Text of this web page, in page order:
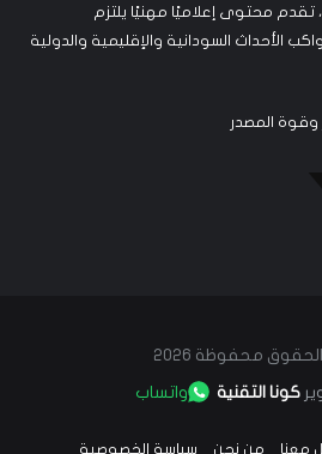
تقدم محتوى إعلاميًا مهنيًا يلتزم
الأحداث السودانية والإقليمية والدولية
وقوة المصدر
محفوظة 2026
كونا التقنية واتساب
معنا من نحن سياسة الخصوصية